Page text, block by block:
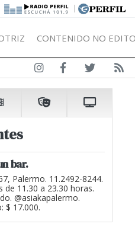
|
CONTENIDO NO
bar.
Palermo. 11.2492-8244.
de 11.30 a 23.30 horas.
@asiakapalermo.
$ 17.000.